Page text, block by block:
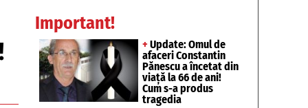
Important!
+ Update: Omul de
afaceri Constantin
Pănescu a încetat din
viață la 66 de ani!
Cum s-a produs
tragedia